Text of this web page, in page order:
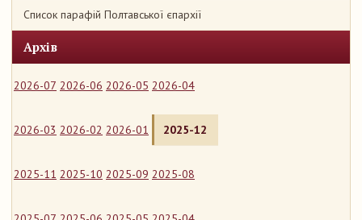
Список парафій Полтавської єпархії
Архів
2026-07 2026-06 2026-05 2026-04
2026-03 2026-02 2026-01 2025-12
2025-11 2025-10 2025-09 2025-08